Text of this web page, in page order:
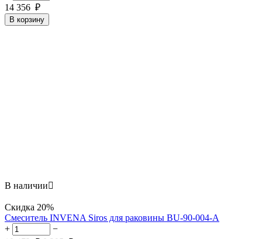
14 356 ₽
В корзину
В наличии
Скидка 20%
Смеситель INVENA Siros для раковины BU-90-004-A
+
−